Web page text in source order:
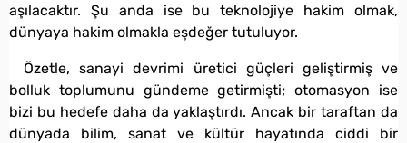
aşılacaktır. Şu anda ise bu teknolojiye hakim olmak,
dünyaya hakim olmakla eşdeğer tutuluyor.
Özetle, sanayi devrimi üretici güçleri geliştirmiş ve
bolluk toplumunu gündeme getirmişti; otomasyon ise
bizi bu hedefe daha da yaklaştırdı. Ancak bir taraftan da
dünyada bilim, sanat ve kültür hayatında ciddi bir